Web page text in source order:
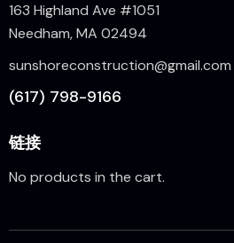
163 Highland Ave #1051
Needham, MA 02494
sunshoreconstruction@gmail.com
(617) 798-9166
链接
No products in the cart.